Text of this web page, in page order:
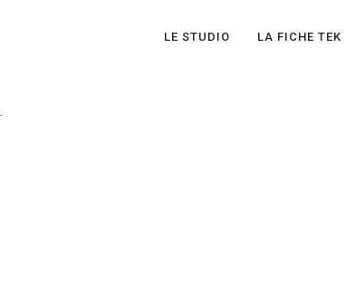
LE STUDIO LA FICHE TEK